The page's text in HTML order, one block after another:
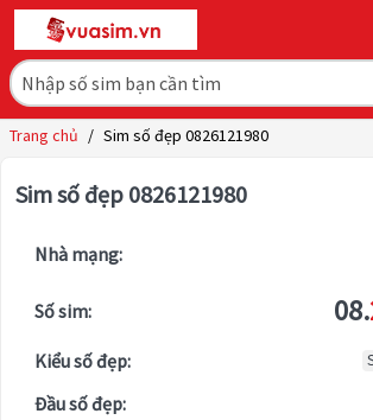
Trang chủ / Sim số đẹp 0826121980
Sim số đẹp 0826121980
Nhà mạng:
Số sim: 08.
Kiểu số đẹp:
Đầu số đẹp: